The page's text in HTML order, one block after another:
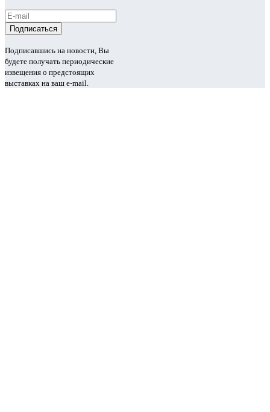
Подписавшись на новости, Вы
будете получать периодические
извещения о предстоящих
выставках на ваш e-mail.